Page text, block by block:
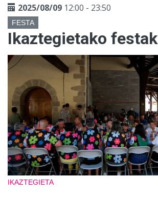
2025/08/09 12:00 - 23:50
FESTA
Ikaztegietako festak
IKAZTEGIETA